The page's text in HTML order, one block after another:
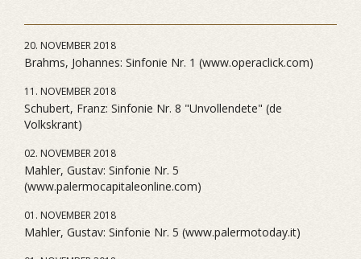
20. NOVEMBER 2018
Brahms, Johannes: Sinfonie Nr. 1 (www.operaclick.com)
11. NOVEMBER 2018
Schubert, Franz: Sinfonie Nr. 8 "Unvollendete" (de
Volkskrant)
02. NOVEMBER 2018
Mahler, Gustav: Sinfonie Nr. 5
(www.palermocapitaleonline.com)
01. NOVEMBER 2018
Mahler, Gustav: Sinfonie Nr. 5 (www.palermotoday.it)